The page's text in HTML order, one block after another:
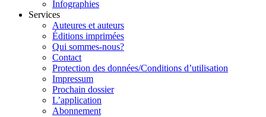
Infographies
Services
Auteures et auteurs
Éditions imprimées
Qui sommes-nous?
Contact
Protection des données/Conditions d’utilisation
Impressum
Prochain dossier
L’application
Abonnement